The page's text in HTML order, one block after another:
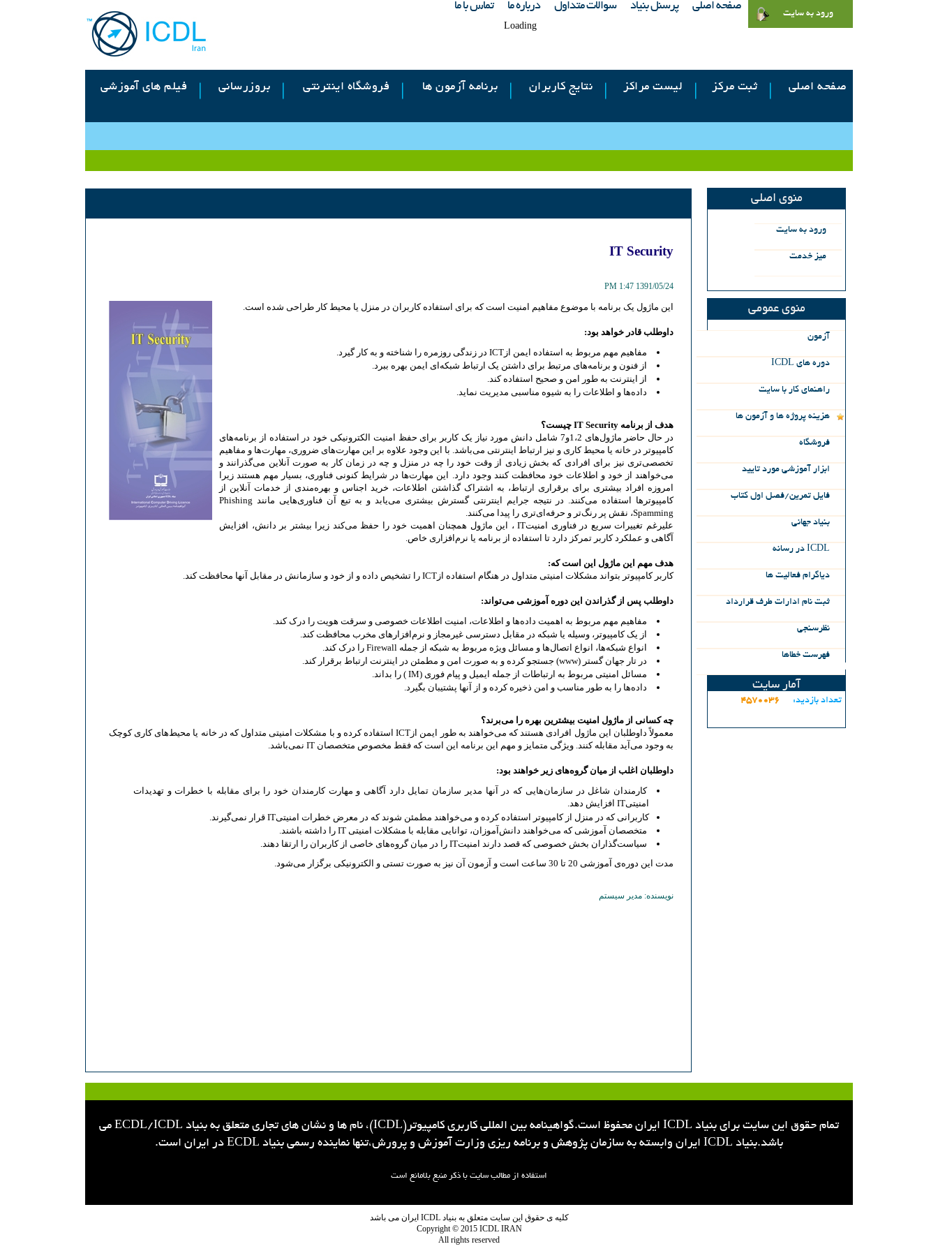
تماس با ما درباره ما سوالات متداول پرسنل بنیاد صفحه اصلی
ورود به سایت
Loading
صفحه اصلی ثبت مرکز لیست مراکز نتایج کاربران برنامه آزمون ها فروشگاه اینترنتی بروزرسانی فیلم های آموزشی
IT Security
1391/05/24 1:47 PM
این ماژول یک برنامه با موضوع مفاهیم امنیت است که برای استفاده کاربران در منزل یا محیط کار طراحی شده است.
داوطلب قادر خواهد بود:
مفاهیم مهم مربوط به استفاده ایمن ازICT در زندگی روزمره را شناخته و به کار گیرد.
از فنون و برنامه‌های مرتبط برای داشتن یک ارتباط شبکه‌ای ایمن بهره ببرد.
از اینترنت به طور امن و صحیح استفاده کند.
داده‌ها و اطلاعات را به شیوه مناسبی مدیریت نماید.
هدف از برنامه IT Security چیست؟
در حال حاضر ماژول‌های 1،2و7 شامل دانش مورد نیاز یک کاربر برای حفظ امنیت الکترونیکی خود در استفاده از برنامه‌های
کامپیوتر در خانه یا محیط کاری و نیز ارتباط اینترنتی می‌باشد. با این وجود علاوه بر این مهارت‌های ضروری، مهارت‌ها و مفاهیم
تخصصی‌تری نیز برای افرادی که بخش زیادی از وقت خود را چه در منزل و چه در زمان کار به صورت آنلاین می‌گذرانند و
می‌خواهند از خود و اطلاعات خود محافظت کنند وجود دارد. این مهارت‌ها در شرایط کنونی فناوری، بسیار مهم هستند زیرا
امروزه افراد بیشتری برای برقراری ارتباط، به اشتراک گذاشتن اطلاعات، خرید اجناس و بهره‌مندی از خدمات آنلاین از
کامپیوترها استفاده می‌کنند. در نتیجه جرایم اینترنتی گسترش بیشتری می‌یابد و به تبع آن فناوری‌هایی مانند Phishing
،Spamming نقش پر رنگ‌تر و حرفه‌ای‌تری را پیدا می‌کنند.
علیرغم تغییرات سریع در فناوری‌ امنیتIT ، این ماژول همچنان اهمیت خود را حفظ می‌کند زیرا بیشتر بر دانش، افزایش
آگاهی و عملکرد کاربر تمرکز دارد تا استفاده از برنامه یا نرم‌افزاری خاص.
هدف مهم این ماژول این است که:
کاربر کامپیوتر بتواند مشکلات امنیتی متداول در هنگام استفاده ازICT را تشخیص داده و از خود و سازمانش در مقابل آنها محافظت کند.
داوطلب پس از گذراندن این دوره آموزشی می‌تواند:
مفاهیم مهم مربوط به اهمیت داده‌ها و اطلاعات، امنیت اطلاعات خصوصی و سرقت هویت را درک کند.
از یک کامپیوتر، وسیله یا شبکه در مقابل دسترسی غیر‌مجاز و نرم‌افزارهای مخرب محافظت کند.
انواع شبکه‌ها، انواع اتصال‌ها و مسائل ویژه مربوط به شبکه از جمله Firewall را درک کند.
در تار جهان گستر (www) جستجو کرده و به صورت امن و مطمئن در اینترنت ارتباط برقرار کند.
مسائل امنیتی مربوط به ارتباطات از جمله ایمیل و پیام فوری (IM ) را بداند.
داده‌ها را به طور مناسب و امن ذخیره کرده و از آنها پشتیبان بگیرد.
چه کسانی از ماژول امنیت بیشترین بهره را می‌برند؟
معمولاً داوطلبان این ماژول افرادی هستند که می‌خواهند به طور ایمن ازICT استفاده کرده و با مشکلات امنیتی متداول که در خانه یا محیط‌های کاری کوچک
به وجود می‌آید مقابله کنند. ویژگی متمایز و مهم این برنامه این است که فقط مخصوص متخصصان IT نمی‌باشد.
داوطلبان اغلب از میان گروه‌های زیر خواهند بود:
کارمندان شاغل در سازمان‌هایی که در آنها مدیر سازمان تمایل دارد آگاهی و مهارت کارمندان خود را برای مقابله با خطرات و تهدیدات
امنیتیIT افزایش دهد.
کاربرانی که در منزل از کامپیوتر استفاده کرده و می‌خواهند مطمئن شوند که در معرض خطرات امنیتیIT قرار نمی‌گیرند.
متخصصان آموزشی که می‌خواهند دانش‌آموزان، توانایی مقابله با مشکلات امنیتی IT را داشته باشند.
سیاست‌گذاران بخش خصوصی که قصد دارند امنیتIT را در میان گروه‌های خاصی از کاربران را ارتقا دهند.
مدت این دوره‌ی آموزشی 20 تا 30 ساعت است و آزمون آن نیز به صورت تستی و الکترونیکی برگزار می‌شود.
نویسنده: مدیر سیستم
منوی اصلی
ورود به سايت
میز خدمت
منوی عمومی
آزمون
ICDL دوره های
راهنماي كار با سايت
هزینه پروژه ها و آزمون ها
فروشگاه
ابزار آموزشی مورد تایید
فایل تمرین/فصل اول کتاب
بنیاد جهانی
در رسانه ICDL
دیاگرام فعالیت ها
ثبت‌ نام‌ ادارات‌ طرف‌ قرارداد
نظرسنجي
فهرست خطاها
آمار سایت
تعداد بازديد: 4570036
تمام حقوق این سایت برای بنیاد ICDL ایران محفوظ است.گواهینامه بین المللی کاربری کامپیوتر(ICDL)، نام ها و نشان های تجاری متعلق به بنیاد ECDL/ICDL می
باشد.بنیاد ICDL ایران وابسته به سازمان پژوهش و برنامه ریزی وزارت آموزش و پرورش،تنها نماینده رسمی بنیاد ECDL در ایران است.
استفاده از مطالب سایت با ذکر منبع بلامانع است
کلیه ی حقوق این سایت متعلق به بنیاد ICDL ایران می باشد
Copyright © 2015 ICDL IRAN
All rights reserved